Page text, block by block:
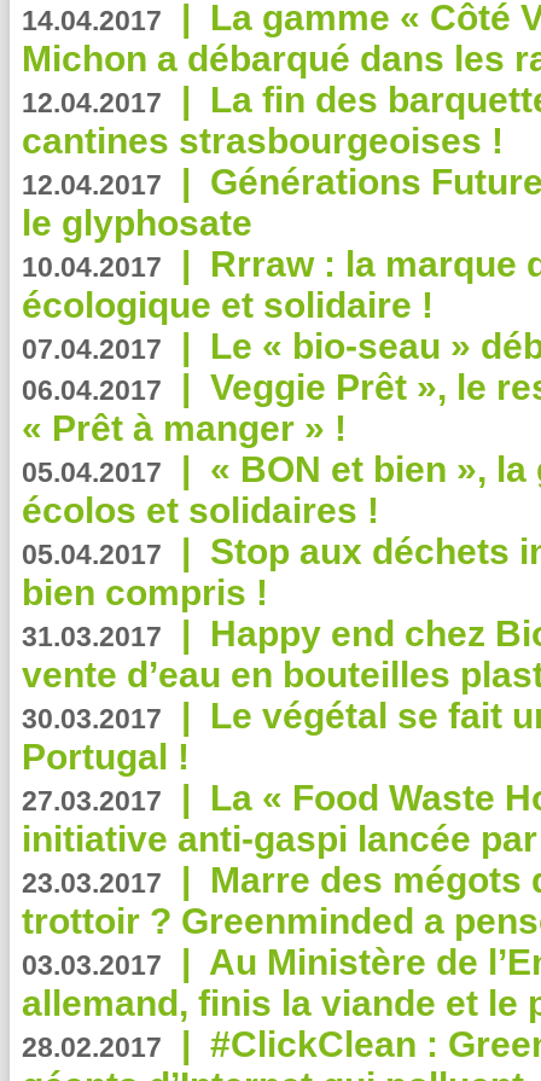
14.04.2017 | La gamme « Côté
Michon a débarqué dans les
12.04.2017 | La fin des
cantines strasbourgeoises !
12.04.2017 | Générations
le glyphosate
10.04.2017 | Rrraw : la marque
écologique et solidaire !
07.04.2017 | Le « bio-seau »
06.04.2017 | Veggie Prêt », le
« Prêt à manger » !
05.04.2017 | « BON et bien »,
écolos et solidaires !
05.04.2017 | Stop aux déchets
bien compris !
31.03.2017 | Happy end chez
vente d’eau en bouteilles
30.03.2017 | Le végétal se fait
Portugal !
27.03.2017 | La « Food Waste
initiative anti-gaspi lancée
23.03.2017 | Marre des mégots
trottoir ? Greenminded a
03.03.2017 | Au Ministère de
allemand, finis la viande et le
28.02.2017 | #ClickClean :